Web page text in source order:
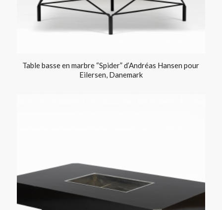
Table basse en marbre “Spider” d’Andréas Hansen pour
Eilersen, Danemark